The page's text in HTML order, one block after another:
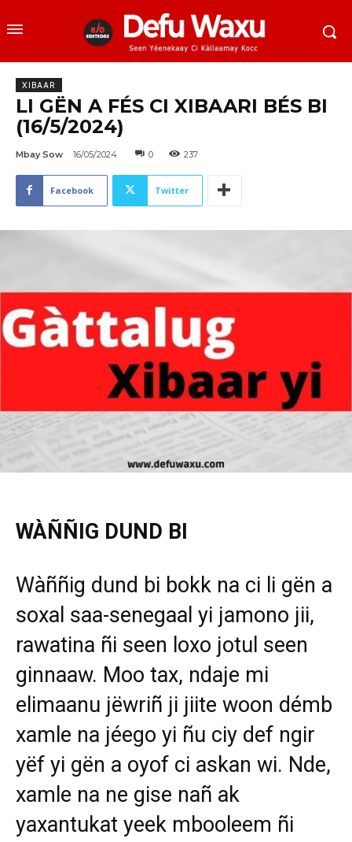
XIBAAR
LI GËN A FÉS CI XIBAARI BÉS BI
(16/5/2024)
Mbay Sow 16/05/2024 0 237
Facebook Twitter
WÀÑÑIG DUND BI
Wàññig dund bi bokk na ci li gën a
soxal saa-senegaal yi jamono jii,
rawatina ñi seen loxo jotul seen
ginnaaw. Moo tax, ndaje mi
elimaanu jëwriñ ji jiite woon démb
xamle na jéego yi ñu ciy def ngir
yëf yi gën a oyof ci askan wi. Nde,
xamle na ne gise nañ ak
yaxantukat yeek mbooleem ñi